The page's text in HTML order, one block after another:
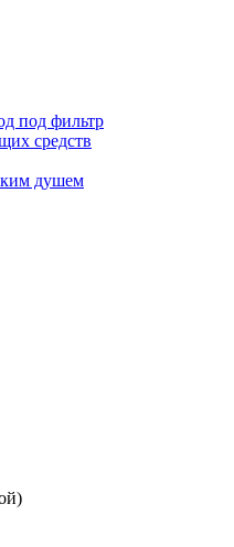
под фильтр
средств
душем